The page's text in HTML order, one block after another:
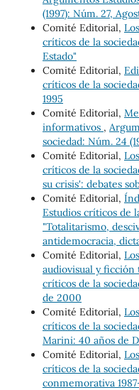
(1997): Núm. 27,
Comité Editorial,
críticos de la
Estado"
Comité Editorial,
críticos de la
1995
Comité Editorial,
informativos ,
sociedad: Núm. 24
Comité Editorial,
críticos de la
su crisis': debates
Comité Editorial,
Estudios críticos de
"Totalitarismo,
antidemocracia,
Comité Editorial,
audiovisual y ficción
críticos de la
de 2000
Comité Editorial,
críticos de la
Marini: 40 años de
Comité Editorial,
críticos de la
conmemorativa